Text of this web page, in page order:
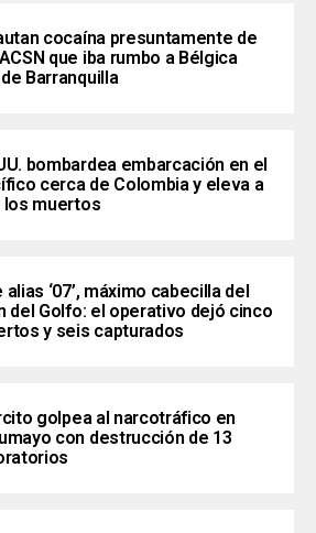
cocaína presuntamente de
que iba rumbo a Bélgica
Barranquilla
bombardea embarcación en el
cerca de Colombia y eleva a
los muertos
alias ‘07’, máximo cabecilla del
del Golfo: el operativo dejó cinco
y seis capturados
golpea al narcotráfico en
con destrucción de 13